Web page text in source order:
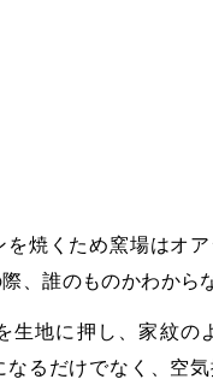
焼くため窯場はオ
、誰のものかわから
生地に押し、家紋の
るだけでなく、空